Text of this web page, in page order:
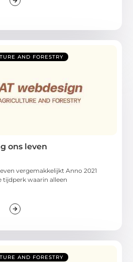
AND FORESTRY
ons leven
vergemakkelijkt Anno 2021
tijdperk waarin alleen
AND FORESTRY